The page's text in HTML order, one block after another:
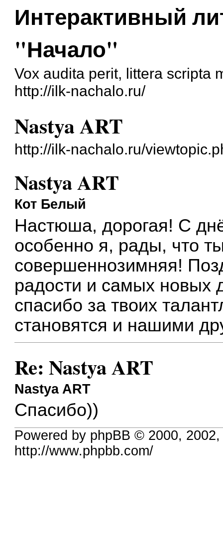
Интерактивный
"Начало"
Vox audita perit, littera scripta
http://ilk-nachalo.ru/
Nastya ART
http://ilk-nachalo.ru/
Nastya ART
Кот Белый
Настюша, дорогая! С
особенно я, рады, что
совершеннозимняя!
радости и самых
спасибо за твоих
становятся и нашими
Re: Nastya ART
Nastya ART
Спасибо))
Powered by phpBB © 2000,
http://www.phpbb.com/